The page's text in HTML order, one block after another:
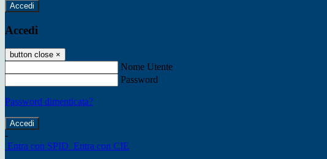
Accedi
Accedi
button close ×
Nome Utente
Password
Password dimenticata?
-
Entra con SPID Entra con CIE